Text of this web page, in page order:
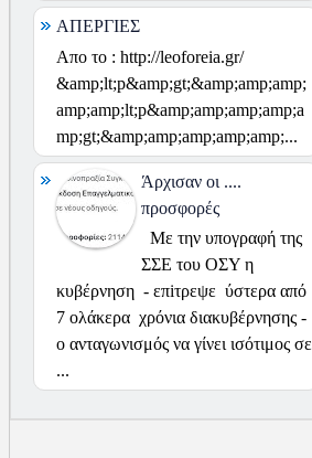
ΑΠΕΡΓΙΕΣ
Απο το : http://leoforeia.gr/
&amp;lt;p&amp;gt;&amp;amp;amp;
amp;amp;lt;p&amp;amp;amp;amp;a
mp;gt;&amp;amp;amp;amp;amp;...
Άρχισαν οι ....
προσφορές
Με την υπογραφή της
ΣΣΕ του ΟΣΥ η
κυβέρνηση - επiτρεψε ύστερα από
7 ολάκερα χρόνια διακυβέρνησης -
ο ανταγωνισμός να γίνει ισότιμος σε
...